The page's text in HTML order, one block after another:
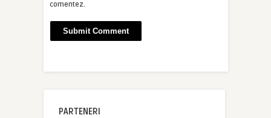
comentez.
PARTENERI